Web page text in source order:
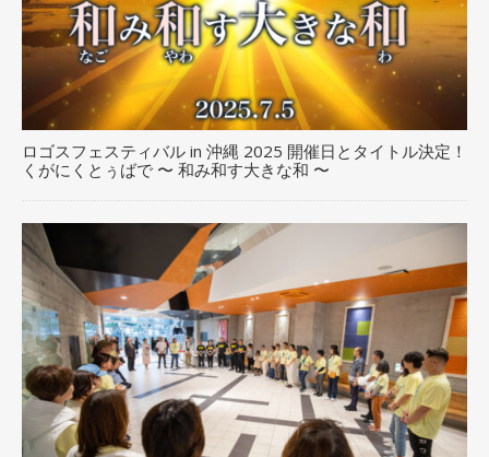
ロゴスフェスティバル in 沖縄 2025 開催日とタイトル決定！
くがにくとぅばで 〜 和み和す大きな和 〜